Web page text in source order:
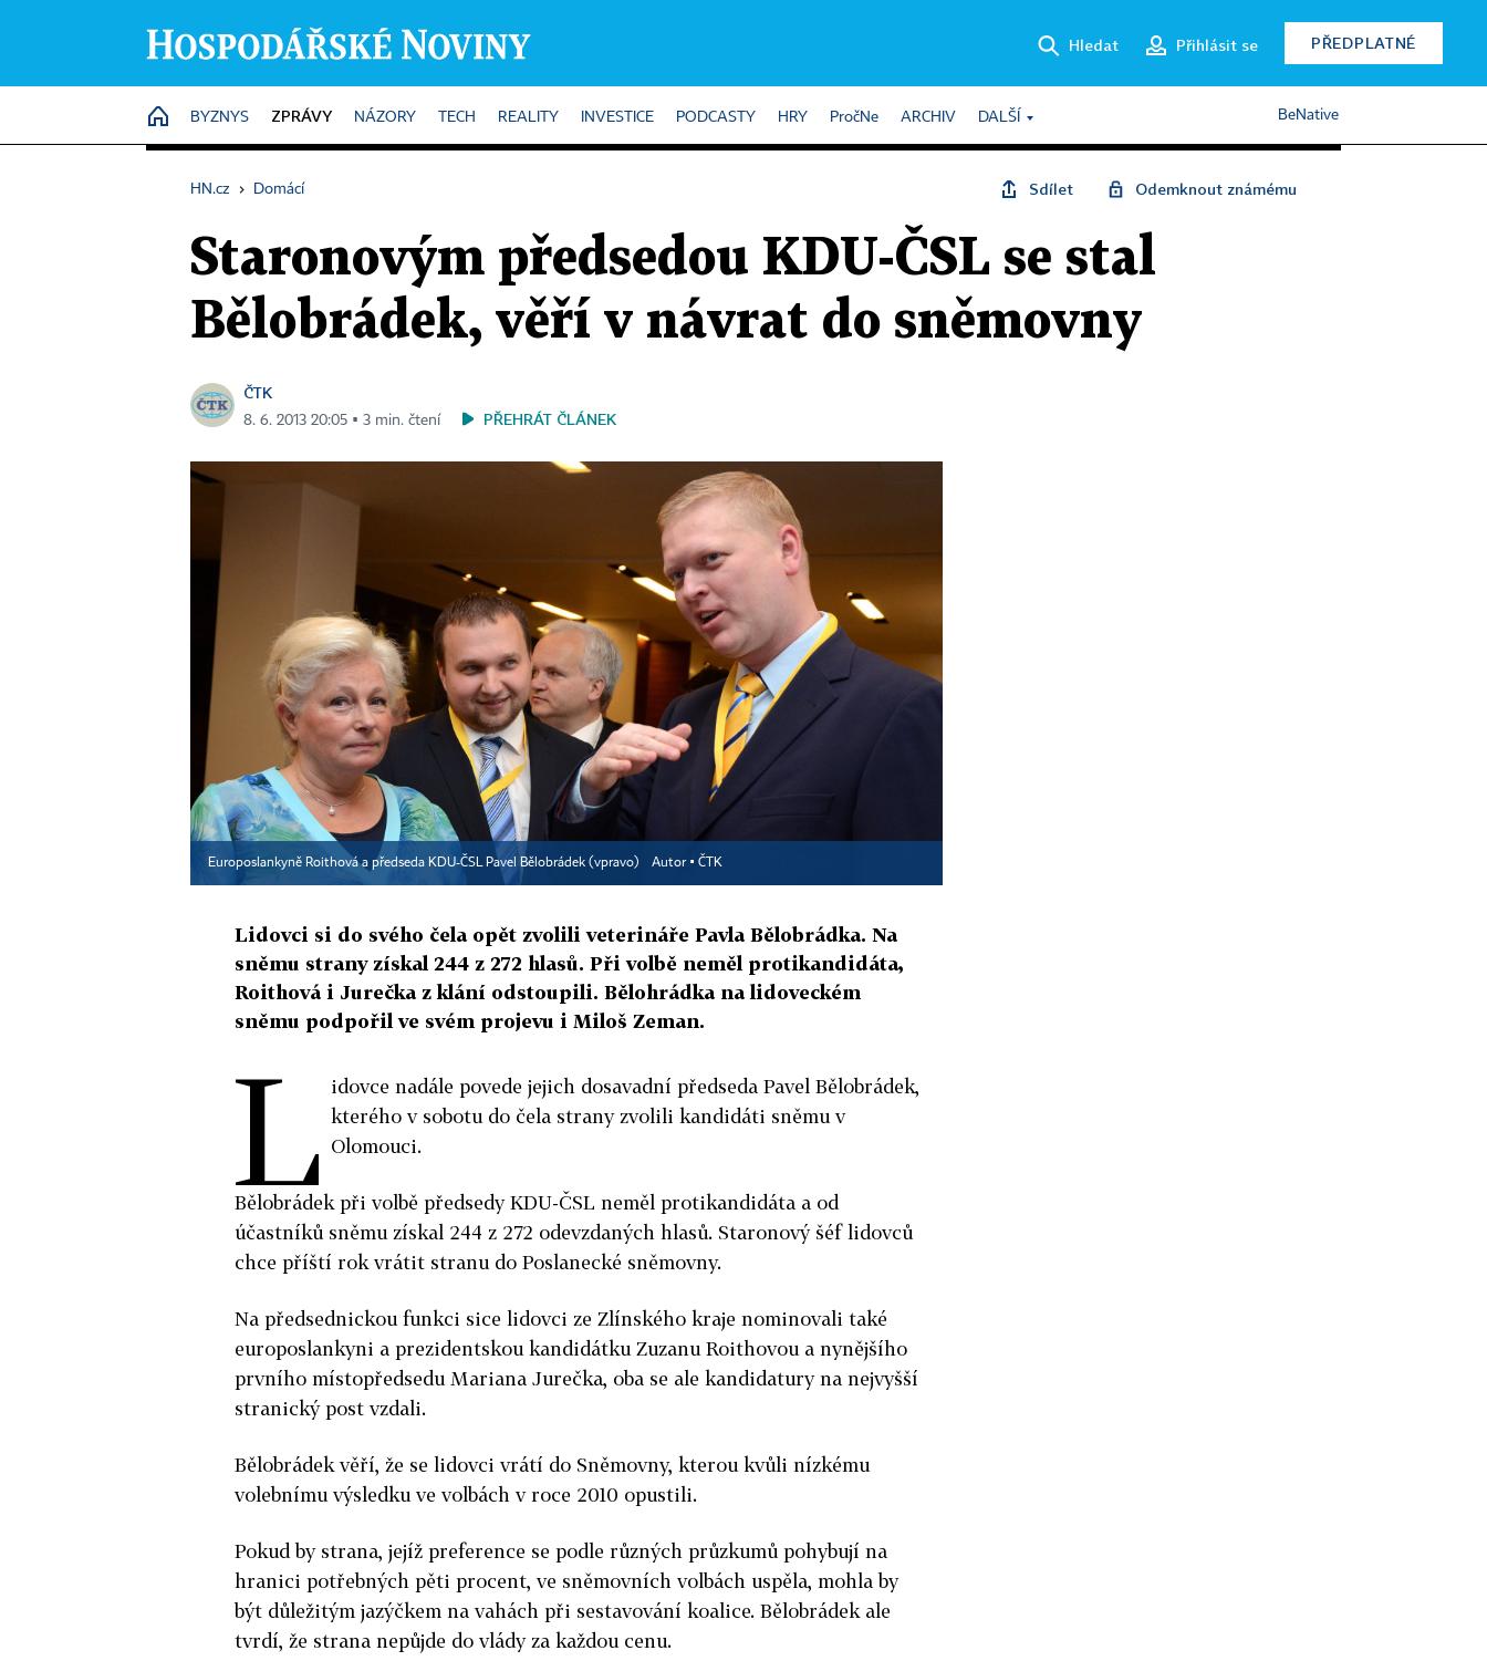
Hledat Přihlásit se PŘEDPLATNÉ
HOME
BYZNYS ZPRÁVY NÁZORY TECH REALITY INVESTICE PODCASTY HRY PročNe ARCHIV DALŠÍ BeNative
HN.cz › Domácí Sdílet Odemknout známému
Staronovým předsedou KDU-ČSL se stal
Bělobrádek, věří v návrat do sněmovny
ČTK
8. 6. 2013 20:05 ▪ 3 min. čtení PŘEHRÁT ČLÁNEK
Europoslankyně Roithová a předseda KDU-ČSL Pavel Bělobrádek (vpravo) Autor ▪ ČTK
Lidovci si do svého čela opět zvolili veterináře Pavla Bělobrádka. Na
sněmu strany získal 244 z 272 hlasů. Při volbě neměl protikandidáta,
Roithová i Jurečka z klání odstoupili. Bělohrádka na lidoveckém
sněmu podpořil ve svém projevu i Miloš Zeman.
L idovce nadále povede jejich dosavadní předseda Pavel Bělobrádek,
kterého v sobotu do čela strany zvolili kandidáti sněmu v
Olomouci.
Bělobrádek při volbě předsedy KDU-ČSL neměl protikandidáta a od
účastníků sněmu získal 244 z 272 odevzdaných hlasů. Staronový šéf lidovců
chce příští rok vrátit stranu do Poslanecké sněmovny.
Na předsednickou funkci sice lidovci ze Zlínského kraje nominovali také
europoslankyni a prezidentskou kandidátku Zuzanu Roithovou a nynějšího
prvního místopředsedu Mariana Jurečka, oba se ale kandidatury na nejvyšší
stranický post vzdali.
Bělobrádek věří, že se lidovci vrátí do Sněmovny, kterou kvůli nízkému
volebnímu výsledku ve volbách v roce 2010 opustili.
Pokud by strana, jejíž preference se podle různých průzkumů pohybují na
hranici potřebných pěti procent, ve sněmovních volbách uspěla, mohla by
být důležitým jazýčkem na vahách při sestavování koalice. Bělobrádek ale
tvrdí, že strana nepůjde do vlády za každou cenu.